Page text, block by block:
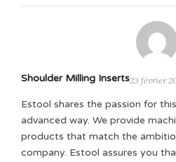
Shoulder Milling Inserts23 février
Estool shares the passion for
advanced way. We provide
products that match the
company. Estool assures you